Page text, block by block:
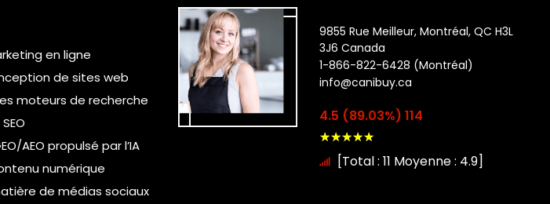
en ligne
de sites web
moteurs de recherche
AEO propulsé par l’IA
numérique
de médias sociaux
9855 Rue Meilleur, Montréal, QC H3L
3J6 Canada
1-866-822-6428 (Montréal)
info@canibuy.ca
4.5 (89.03%) 114
★★★★★
[Total : 11 Moyenne : 4.9]